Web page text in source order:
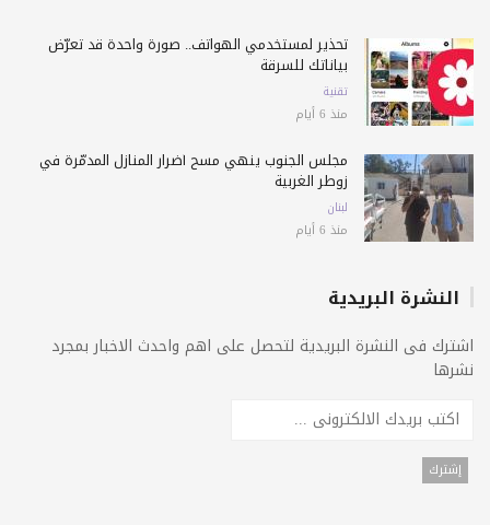
تحذير لمستخدمي الهواتف.. صورة واحدة قد تعرّض
بياناتك للسرقة
تقنية
منذ 6 أيام
مجلس الجنوب ينهي مسح أضرار المنازل المدمّرة في
زوطر الغربية
لبنان
منذ 6 أيام
النشرة البريدية
اشترك فى النشرة البريدية لتحصل على اهم واحدث الاخبار بمجرد
نشرها